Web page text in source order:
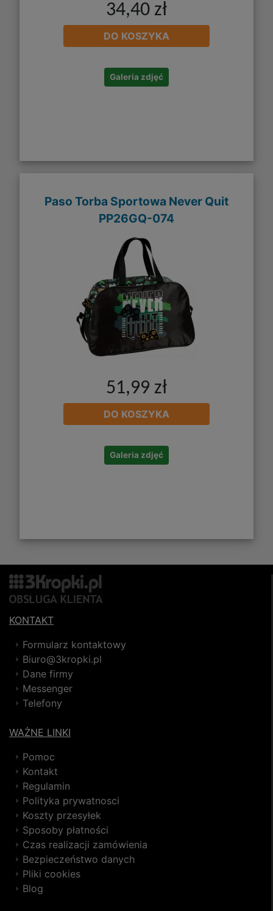
34,40 zł
DO KOSZYKA
Galeria zdjęć
Paso Torba Sportowa Never Quit
PP26GQ-074
51,99 zł
DO KOSZYKA
Galeria zdjęć
KONTAKT
Formularz kontaktowy
Biuro@3kropki.pl
Dane firmy
Messenger
Telefony
WAŻNE LINKI
Pomoc
Kontakt
Regulamin
Polityka prywatnosci
Koszty przesyłek
Sposoby płatności
Czas realizacji zamówienia
Bezpieczeństwo danych
Pliki cookies
Blog